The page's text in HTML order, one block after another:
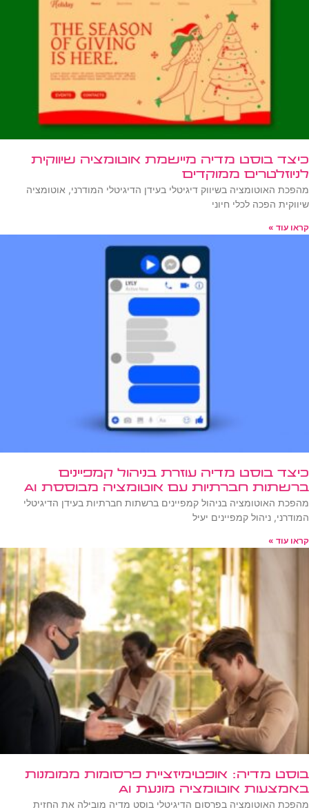
כיצד בוסט מדיה מיישמת אוטומציה שיווקית
לניוזלטרים ממוקדים
מהפכת האוטומציה בשיווק דיגיטלי בעידן הדיגיטלי המודרני, אוטומציה
שיווקית הפכה לכלי חיוני
קראו עוד »
כיצד בוסט מדיה עוזרת בניהול קמפיינים
ברשתות חברתיות עם אוטומציה מבוססת AI
מהפכת האוטומציה בניהול קמפיינים ברשתות חברתיות בעידן הדיגיטלי
המודרני, ניהול קמפיינים יעיל
קראו עוד »
בוסט מדיה: אופטימיזציית פרסומות ממומנות
באמצעות אוטומציה מונעת AI
מהפכת האוטומציה בפרסום הדיגיטלי בוסט מדיה מובילה את החזית